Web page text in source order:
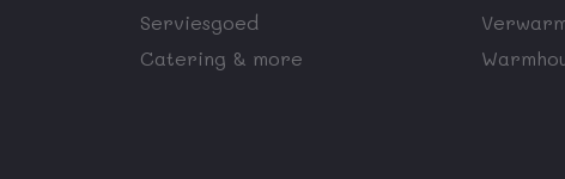
Serviesgoed
Catering & more